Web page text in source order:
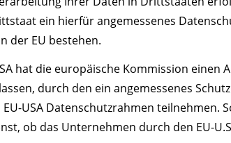
ein hierfür angemessenes
der EU bestehen.
hat die europäische Kommission einen
durch den ein angemessenes
USA Datenschutzrahmen teilnehmen.
ob das Unternehmen durch den EU-